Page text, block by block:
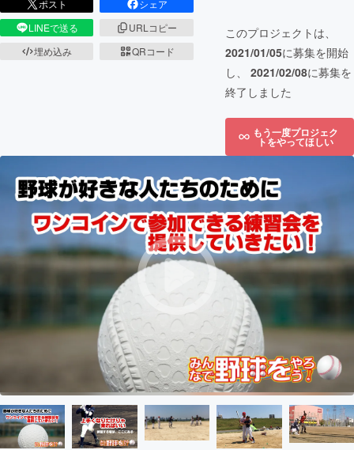
ポスト
シェア
LINEで送る
URLコピー
埋め込み
QRコード
このプロジェクトは、
2021/01/05に募集を開始
し、 2021/02/08に募集を
終了しました
もう一度プロジェク
トをやってほしい